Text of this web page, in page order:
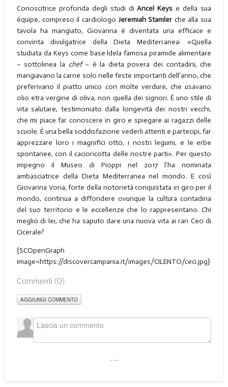
Conoscitrice profonda degli studi diAncel Keys e della sua
équipe, compreso il cardiologo Jeremiah Stamler che alla sua
tavola ha mangiato, Giovanna è diventata una efficace e
convinta divulgatrice della Dieta Mediterranea: «Quella
studiata da Keys come base ldela famosa piramide alimentare
– sottolinea la chef– è la dieta povera dei contadini, che
mangiavano la carne solo nelle feste importanti dell’anno, che
preferivano il piatto unico con molte verdure, che usavano
olio etra vergine di oliva, non quella dei signori. È uno stile di
vita salutare, testimoniato dalla longevità dei nostri vecchi,
che mi piace far conoscere in giro e spiegare ai ragazzi delle
scuole. È una bella soddisfazione vederli attenti e partecipi, far
apprezzare loro i magnifici otto, i nostri legumi, e le erbe
spontanee, con il cacioricotta delle nostre parti». Per questo
impegno il Museo di Pioppi nel 2017 l’ha nominata
ambasciatrice della Dieta Mediterranea nel mondo. E così
Giovanna Voria, forte della notorietà conquistata in giro per il
mondo, continua a diffondere ovunque la cultura contadina
del suo territorio e le eccellenze che lo rappresentano. Chi
meglio di lei, che ha saputo dare una nuova vita ai rari Ceci di
Cicerale?
{SCOpenGraph
image=https://discovercampania.it/images/CILENTO/ceci.jpg}
Commenti (0)
AGGIUNGI COMMENTO